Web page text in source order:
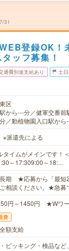
31
登録OK！
ッフ募集！
通費別途支給あり 土
区
から---分／健軍交番
／動植物園入口駅か
派遣先による
タイムがメインです！
～17:309:00～18:…
期 ★応募から「最短
相談ください。★急募
円～1450円 ★Wワ
費
額支給
ピッキング・検品な